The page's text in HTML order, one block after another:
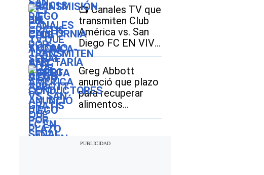
por señal abierta
📺 Canales TV que
transmiten Club
América vs. San
Diego FC EN VIVO
EN GRATIS por la
Leagues Cup 2026
Greg Abbott
anunció que plazo
para recuperar
alimentos
perdidos por
12 de agosto: